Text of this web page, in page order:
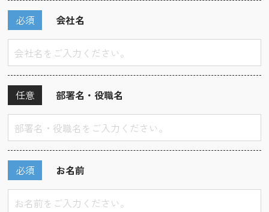
会社名
必須
部署名・役職名
任意
お名前
必須